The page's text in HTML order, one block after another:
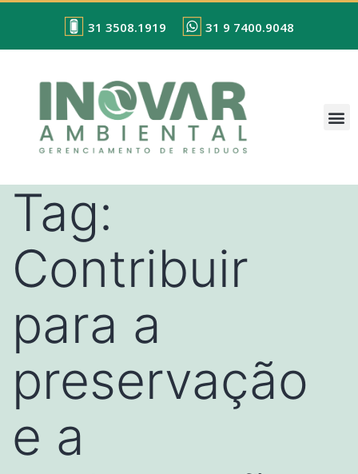
31 3508.1919 31 9 7400.9048
Tag:
Contribuir
para a
preservação
e a